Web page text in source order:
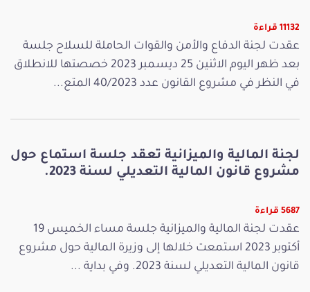
11132 قراءة
عقدت لجنة الدفاع والأمن والقوات الحاملة للسلاح جلسة
بعد ظهر اليوم الاثنين 25 ديسمبر 2023 خصصتها للانطلاق
في النظر في مشروع القانون عدد 40/2023 المتع...
لجنة المالية والميزانية تعقد جلسة استماع حول
مشروع قانون المالية التعديلي لسنة 2023.
5687 قراءة
عقدت لجنة المالية والميزانية جلسة مساء الخميس 19
أكتوبر 2023 استمعت خلالها إلى وزيرة المالية حول مشروع
قانون المالية التعديلي لسنة 2023. وفي بداية ...